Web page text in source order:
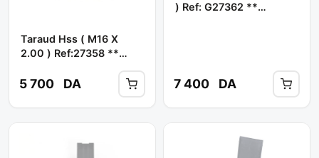
Taraud Hss ( M16 X
2.00 ) Ref:27358 **
5 700 DA
) Ref: G27362 **
7 400 DA